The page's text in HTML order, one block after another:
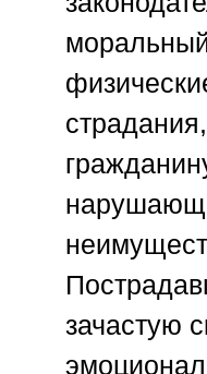
зачастую